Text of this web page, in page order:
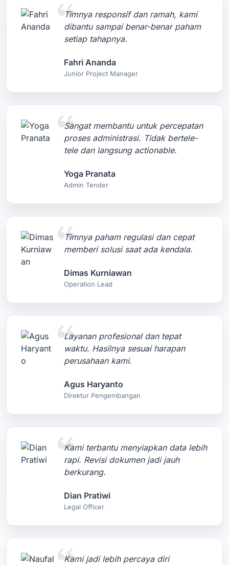
Timnya responsif dan ramah, kami
dibantu sampai benar-benar paham
setiap tahapnya.
Fahri Ananda
Junior Project Manager
Sangat membantu untuk percepatan
proses administrasi. Tidak bertele-
tele dan langsung actionable.
Yoga Pranata
Admin Tender
Timnya paham regulasi dan cepat
memberi solusi saat ada kendala.
Dimas Kurniawan
Operation Lead
Layanan profesional dan tepat
waktu. Hasilnya sesuai harapan
perusahaan kami.
Agus Haryanto
Direktur Pengembangan
Kami terbantu menyiapkan data lebih
rapi. Revisi dokumen jadi jauh
berkurang.
Dian Pratiwi
Legal Officer
Kami jadi lebih percaya diri